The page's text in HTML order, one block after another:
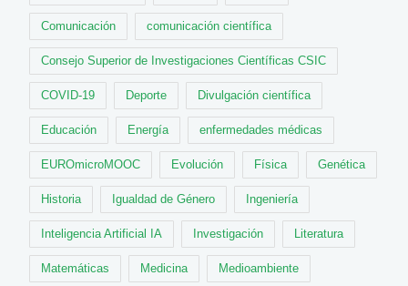
Comunicación comunicación científica
Consejo Superior de Investigaciones Científicas CSIC
COVID-19 Deporte Divulgación científica
Educación Energía enfermedades médicas
EUROmicroMOOC Evolución Física Genética
Historia Igualdad de Género Ingeniería
Inteligencia Artificial IA Investigación Literatura
Matemáticas Medicina Medioambiente